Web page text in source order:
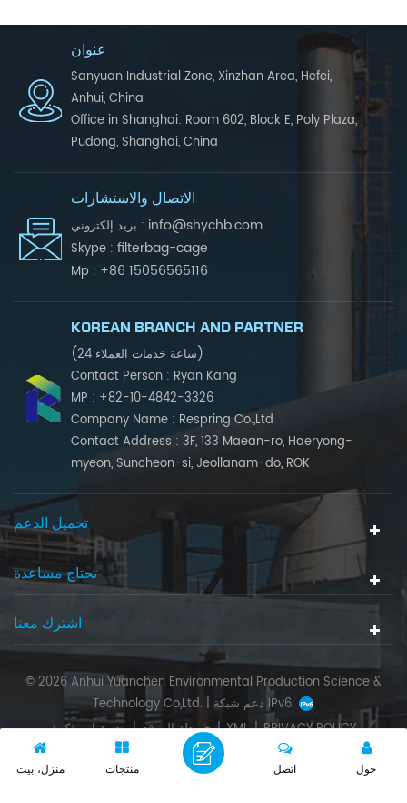
عنوان
Sanyuan Industrial Zone, Xinzhan Area, Hefei,
Anhui, China
Office in Shanghai: Room 602, Block E, Poly Plaza,
Pudong, Shanghai, China
الاتصال والاستشارات
بريد إلكتروني : info@shychb.com
Skype : filterbag-cage
Mp : +86 15056565116
KOREAN BRANCH AND PARTNER
(24 ساعة خدمات العملاء)
Contact Person : Ryan Kang
MP : +82-10-4842-3326
Company Name : Respring Co.,Ltd
Contact Address : 3F, 133 Maean-ro, Haeryong-
myeon, Suncheon-si, Jeollanam-do, ROK
تحميل الدعم
تحتاج مساعدة
اشترك معنا
© 2026 Anhui Yuanchen Environmental Production Science &
Technology Co,Ltd. |
دعم شبكة IPv6.
مدونة او مذكرة|خريطة الموقع|XML|PRIVACY POLICY
منزل، بيت منتجات حول اتصل